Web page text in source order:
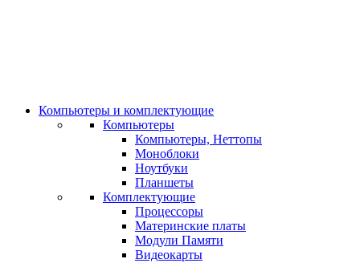
Компьютеры и комплектующие
Компьютеры
Компьютеры, Неттопы
Моноблоки
Ноутбуки
Планшеты
Комплектующие
Процессоры
Материнские платы
Модули Памяти
Видеокарты